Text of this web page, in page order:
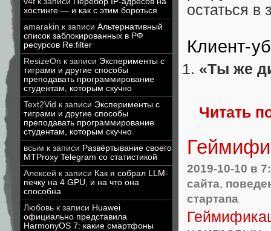
хостинге — и как с этим бороться
amarakin к записи Альтернативный
список заблокированных в РФ
ресурсов Re:filter
ResizeOn к записи Эксперименты с
тиграми и другие способы
преподавать программирование
студентам, которым скучно
Text2Vid к записи Эксперименты с
тиграми и другие способы
преподавать программирование
студентам, которым скучно
всым к записи Развёртывание своего
MTProxy Telegram со статистикой
Алексей к записи Как я собрал LLM-
печку на 4 GPU, и на что она
способна
Любовь к записи Huawei
официально представила
HarmonyOS 7: какие смартфоны
остаться в
Клиент-
«Ты же
Читать
2019-10-10 в
сайта,
стартапа